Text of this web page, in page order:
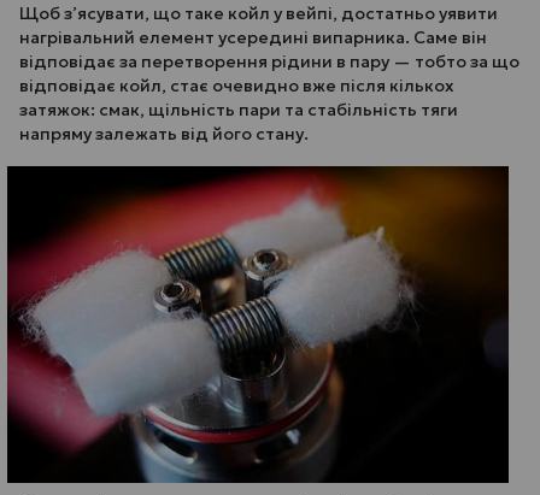
Щоб з’ясувати, що таке койл у вейпі, достатньо уявити
нагрівальний елемент усередині випарника. Саме він
відповідає за перетворення рідини в пару — тобто за що
відповідає койл, стає очевидно вже після кількох
затяжок: смак, щільність пари та стабільність тяги
напряму залежать від його стану.